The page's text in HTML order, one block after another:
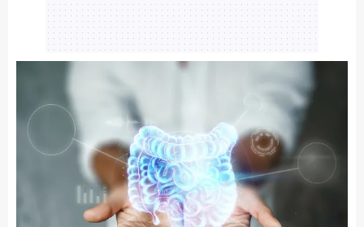
Çerezlere ilişkin tercihlerinizi aşağıda yer alan panel
vasıtasıyla belirleyebilirsiniz. Çerezlere ilişkin detaylı bilgi
için Ayarlar butonuna tıklayabilir,
ziyaret edebilirsiniz.
6698 sayılı Kişisel Verilerin Korunması Kanunu uyarınca
hazırlanmış Aydınlatma Metnimizi okumak ve sitemizde
ilgili mevzuata uygun olarak kullanılan çerezlerle ilgili bilgi
almak için lütfentıklayınız.